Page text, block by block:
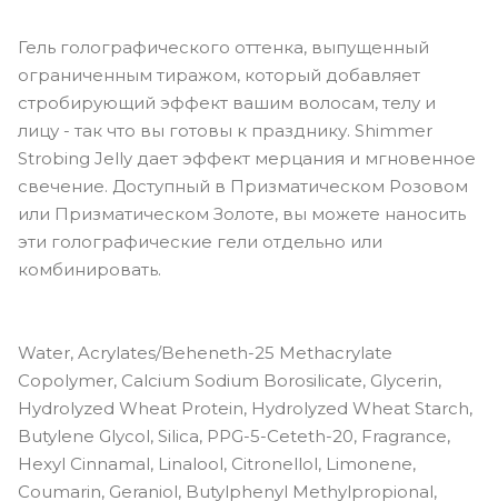
Гель голографического оттенка, выпущенный
ограниченным тиражом, который добавляет
стробирующий эффект вашим волосам, телу и
лицу - так что вы готовы к празднику. Shimmer
Strobing Jelly дает эффект мерцания и мгновенное
свечение. Доступный в Призматическом Розовом
или Призматическом Золоте, вы можете наносить
эти голографические гели отдельно или
комбинировать.
Water, Acrylates/Beheneth-25 Methacrylate
Copolymer, Calcium Sodium Borosilicate, Glycerin,
Hydrolyzed Wheat Protein, Hydrolyzed Wheat Starch,
Butylene Glycol, Silica, PPG-5-Ceteth-20, Fragrance,
Hexyl Cinnamal, Linalool, Citronellol, Limonene,
Coumarin, Geraniol, Butylphenyl Methylpropional,